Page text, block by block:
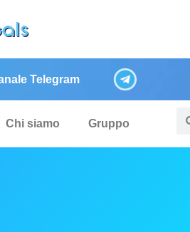
Telegram
Chi siamo Gruppo